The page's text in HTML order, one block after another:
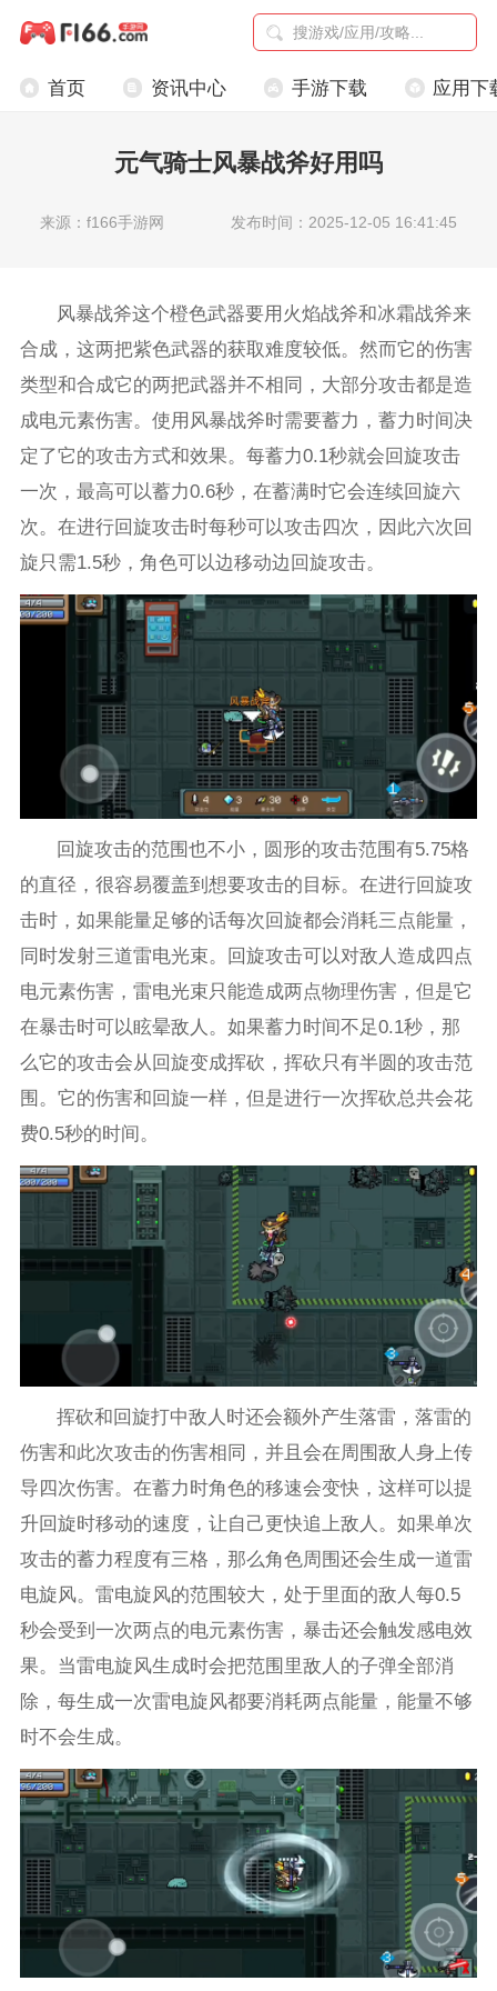
首页 资讯中心 手游下载 应用下
元气骑士风暴战斧好用吗
来源：f166手游网 发布时间：2025-12-05 16:41:45
风暴战斧这个橙色武器要用火焰战斧和冰霜战斧来
合成，这两把紫色武器的获取难度较低。然而它的伤害
类型和合成它的两把武器并不相同，大部分攻击都是造
成电元素伤害。使用风暴战斧时需要蓄力，蓄力时间决
定了它的攻击方式和效果。每蓄力0.1秒就会回旋攻击
一次，最高可以蓄力0.6秒，在蓄满时它会连续回旋六
次。在进行回旋攻击时每秒可以攻击四次，因此六次回
旋只需1.5秒，角色可以边移动边回旋攻击。
回旋攻击的范围也不小，圆形的攻击范围有5.75格
的直径，很容易覆盖到想要攻击的目标。在进行回旋攻
击时，如果能量足够的话每次回旋都会消耗三点能量，
同时发射三道雷电光束。回旋攻击可以对敌人造成四点
电元素伤害，雷电光束只能造成两点物理伤害，但是它
在暴击时可以眩晕敌人。如果蓄力时间不足0.1秒，那
么它的攻击会从回旋变成挥砍，挥砍只有半圆的攻击范
围。它的伤害和回旋一样，但是进行一次挥砍总共会花
费0.5秒的时间。
挥砍和回旋打中敌人时还会额外产生落雷，落雷的
伤害和此次攻击的伤害相同，并且会在周围敌人身上传
导四次伤害。在蓄力时角色的移速会变快，这样可以提
升回旋时移动的速度，让自己更快追上敌人。如果单次
攻击的蓄力程度有三格，那么角色周围还会生成一道雷
电旋风。雷电旋风的范围较大，处于里面的敌人每0.5
秒会受到一次两点的电元素伤害，暴击还会触发感电效
果。当雷电旋风生成时会把范围里敌人的子弹全部消
除，每生成一次雷电旋风都要消耗两点能量，能量不够
时不会生成。